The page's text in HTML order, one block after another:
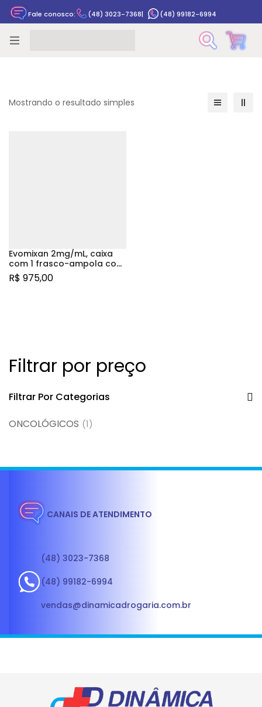
Fale conosco: (48) 3023-7368| (48) 99182-6994
Filtrar por preço
Filtrar Por Categorias
ONCOLÓGICOS (1)
Mostrando o resultado simples
Evomixan 2mg/mL, caixa
com 1 frasco-ampola com
10mL de solução de uso
intravenoso
R$ 975,00
CANAIS DE ATENDIMENTO
(48) 3023-7368
(48) 99182-6994
vendas@dinamicadrogaria.com.br